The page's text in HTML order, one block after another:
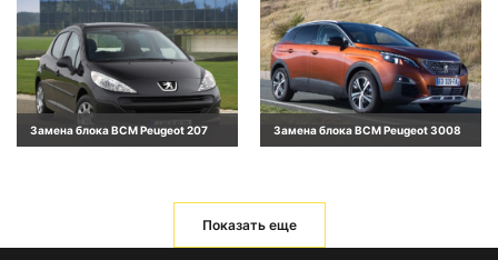
Замена блока BCM Peugeot 207 Замена блока BCM Peugeot 3008
Показать еще